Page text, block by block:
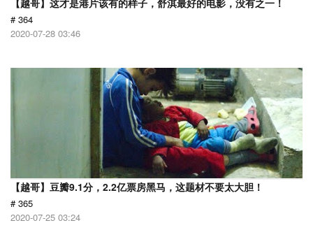
【越哥】这才是港片该有的样子，舒淇最好的电影，没有之一！
# 364
2020-07-28 03:46
【越哥】豆瓣9.1分，2.2亿票房黑马，这题材不要太大胆！
# 365
2020-07-25 03:24